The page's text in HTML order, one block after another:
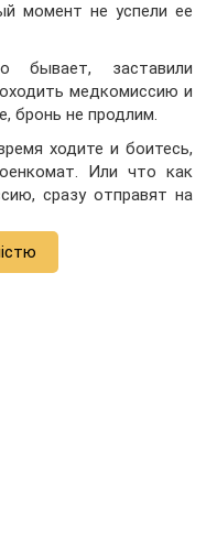
момент не успели ее
заставили
медкомиссию и
бронь не продлим.
ходите и боитесь,
Или что как
сразу отправят на